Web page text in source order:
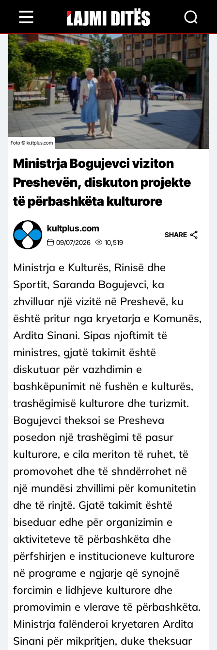
content
Foto © kultplus.com
Ministrja Bogujevci viziton
Preshevën, diskuton projekte
të përbashkëta kulturore
kultplus.com
09/07/2026 10,519
SHARE
Ministrja e Kulturës, Rinisë dhe
Sportit, Saranda Bogujevci, ka
zhvilluar një vizitë në Preshevë, ku
është pritur nga kryetarja e Komunës,
Ardita Sinani. Sipas njoftimit të
ministres, gjatë takimit është
diskutuar për vazhdimin e
bashkëpunimit në fushën e kulturës,
trashëgimisë kulturore dhe turizmit.
Bogujevci theksoi se Presheva
posedon një trashëgimi të pasur
kulturore, e cila meriton të ruhet, të
promovohet dhe të shndërrohet në
një mundësi zhvillimi për komunitetin
dhe të rinjtë. Gjatë takimit është
biseduar edhe për organizimin e
aktiviteteve të përbashkëta dhe
përfshirjen e institucioneve kulturore
në programe e ngjarje që synojnë
forcimin e lidhjeve kulturore dhe
promovimin e vlerave të përbashkëta.
Ministrja falënderoi kryetaren Ardita
Sinani për mikpritjen, duke theksuar